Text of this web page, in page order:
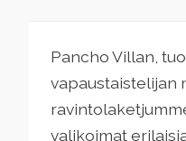
Pancho Villan,
vapaustaistelijan
valikoimat